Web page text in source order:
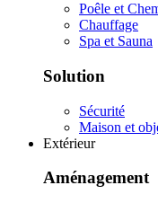
Poêle et
Chauffage
Spa et Sauna
Solution
Sécurité
Maison et
Extérieur
Aménagement